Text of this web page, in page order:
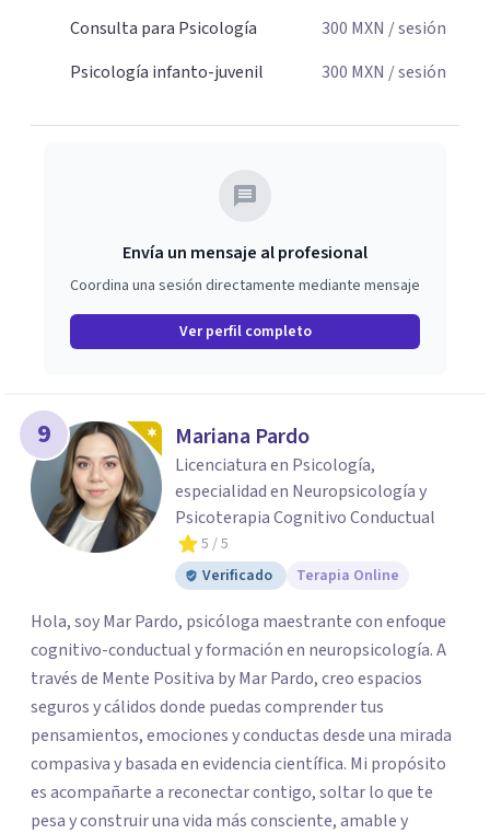
Consulta para Psicología
300 MXN / sesión
Psicología infanto-juvenil
300 MXN / sesión
Envía un mensaje al profesional
Coordina una sesión directamente mediante mensaje
Ver perfil completo
9 Mariana Pardo
Licenciatura en Psicología,
especialidad en Neuropsicología y
Psicoterapia Cognitivo Conductual
5 / 5
Verificado
Terapia Online
Hola, soy Mar Pardo, psicóloga maestrante con enfoque
cognitivo-conductual y formación en neuropsicología. A
través de Mente Positiva by Mar Pardo, creo espacios
seguros y cálidos donde puedas comprender tus
pensamientos, emociones y conductas desde una mirada
compasiva y basada en evidencia científica. Mi propósito
es acompañarte a reconectar contigo, soltar lo que te
pesa y construir una vida más consciente, amable y